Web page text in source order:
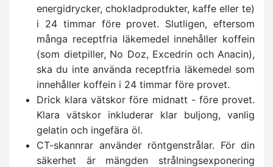
energidrycker, chokladprodukter, kaffe eller te)
i 24 timmar före provet. Slutligen, eftersom
många receptfria läkemedel innehåller koffein
(som dietpiller, No Doz, Excedrin och Anacin),
ska du inte använda receptfria läkemedel som
innehåller koffein i 24 timmar före provet.
Drick klara vätskor före midnatt - före provet.
Klara vätskor inkluderar klar buljong, vanlig
gelatin och ingefära öl.
CT-skannrar använder röntgenstrålar. För din
säkerhet är mängden strålningsexponering